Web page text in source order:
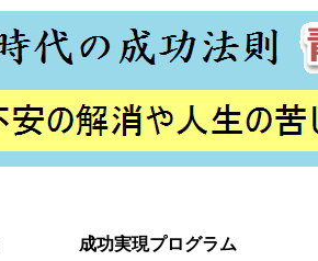
成功実現プログラム